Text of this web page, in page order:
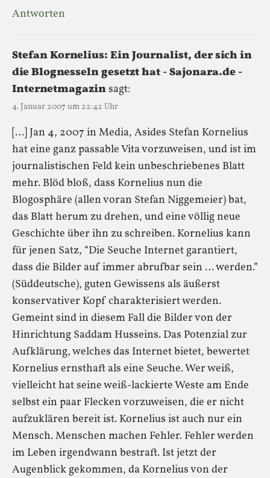
Antworten
Stefan Kornelius: Ein Journalist, der sich in
die Blognesseln gesetzt hat - Sajonara.de -
Internetmagazinsagt:
4. Januar 2007 um 22:42 Uhr
[…] Jan 4, 2007 in Media, Asides Stefan Kornelius
hat eine ganz passable Vita vorzuweisen, und ist im
journalistischen Feld kein unbeschriebenes Blatt
mehr. Blöd bloß, dass Kornelius nun die
Blogosphäre (allen voran Stefan Niggemeier) bat,
das Blatt herum zu drehen, und eine völlig neue
Geschichte über ihn zu schreiben. Kornelius kann
für jenen Satz, “Die Seuche Internet garantiert,
dass die Bilder auf immer abrufbar sein … werden.”
(Süddeutsche), guten Gewissens als äußerst
konservativer Kopf charakterisiert werden.
Gemeint sind in diesem Fall die Bilder von der
Hinrichtung Saddam Husseins. Das Potenzial zur
Aufklärung, welches das Internet bietet, bewertet
Kornelius ernsthaft als eine Seuche. Wer weiß,
vielleicht hat seine weiß-lackierte Weste am Ende
selbst ein paar Flecken vorzuweisen, die er nicht
aufzuklären bereit ist. Kornelius ist auch nur ein
Mensch. Menschen machen Fehler. Fehler werden
im Leben irgendwann bestraft. Ist jetzt der
Augenblick gekommen, da Kornelius von der